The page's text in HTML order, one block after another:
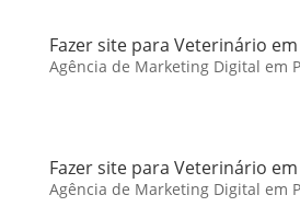
Fazer site para Veterinário
Agência de Marketing Digital em
Fazer site para Veterinário em
Agência de Marketing Digital em